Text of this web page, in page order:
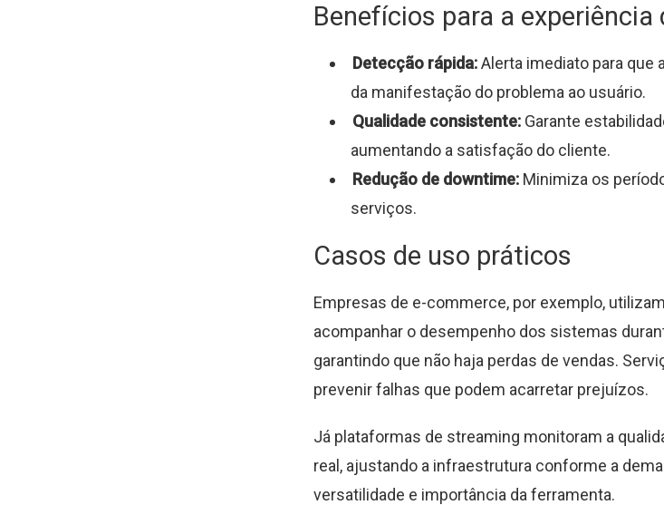
Benefícios para a experiência
Detecção rápida:Alerta imediato para que
da manifestação do problema ao usuário.
Qualidade consistente: Garante
aumentando a satisfação do cliente.
Redução de downtime: Minimiza os
serviços.
Casos de uso práticos
Empresas de e-commerce, por exemplo,
acompanhar o desempenho dos sistemas
garantindo que não haja perdas de vendas.
prevenir falhas que podem acarretar prejuízos.
Já plataformas de streaming monitoram a
real, ajustando a infraestrutura conforme a
versatilidade e importância da ferramenta.